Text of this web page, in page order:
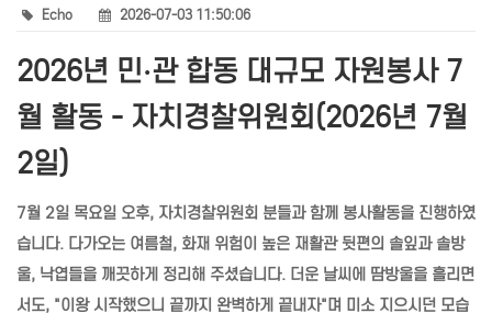
Echo 2026-07-03 11:50:06
2026년 민·관 합동 대규모 자원봉사 7
월 활동 - 자치경찰위원회(2026년 7월
2일)
7월 2일 목요일 오후, 자치경찰위원회 분들과 함께 봉사활동을 진행하였
습니다. 다가오는 여름철, 화재 위험이 높은 재활관 뒷편의 솔잎과 솔방
울, 낙엽들을 깨끗하게 정리해 주셨습니다. 더운 날씨에 땀방울을 흘리면
서도, "이왕 시작했으니 끝까지 완벽하게 끝내자"며 미소 지으시던 모습